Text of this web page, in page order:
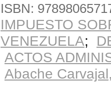
ISBN:
IMPUESTO
VENEZUELA;
ACTOS
Abache